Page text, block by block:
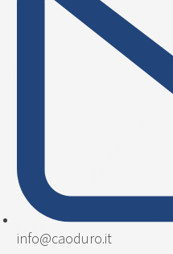
info@caoduro.it